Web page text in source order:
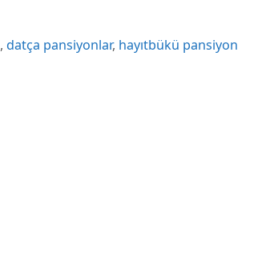
, datça pansiyonlar, hayıtbükü pansiyon